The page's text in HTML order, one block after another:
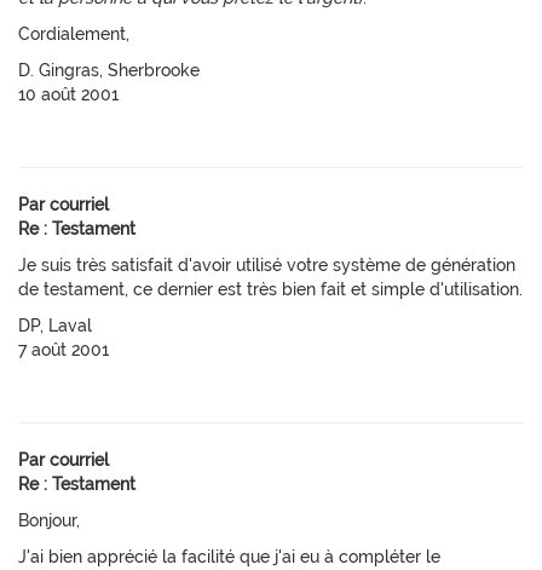
Cordialement,
D. Gingras, Sherbrooke
10 août 2001
Par courriel
Re : Testament
Je suis très satisfait d'avoir utilisé votre système de génération
de testament, ce dernier est très bien fait et simple d'utilisation.
DP, Laval
7 août 2001
Par courriel
Re : Testament
Bonjour,
J'ai bien apprécié la facilité que j'ai eu à compléter le